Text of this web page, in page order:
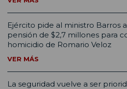
Ejército pide al ministro Barros
pensión de $2,7 millones para
homicidio de Romario Veloz
VER MÁS
La seguridad vuelve a ser